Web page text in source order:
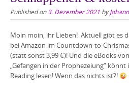
Published on3. Dezember 2021 by
Moin moin, ihr Lieben! Aktuell gibt es
bei Amazon im Countdown-to-
(statt sonst 3,99 €)! Und die eBooks
„Gefangen in der Prophezeiung“
Reading lesen! Wenn das nichts ist?!